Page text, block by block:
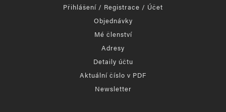
Přihlášení / Registrace / Účet
Objednávky
Mé členství
Adresy
Detaily účtu
Aktuální číslo v PDF
Newsletter